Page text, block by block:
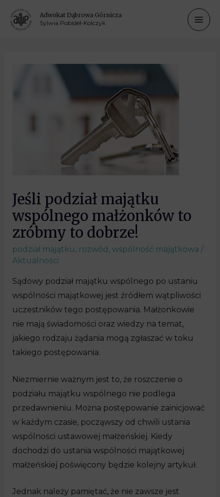
Adwokat Dąbrowa Górnicza
Sylwia Pobideł-Kolczyk
Jeśli podział majątku
wspólnego małżonków to
zróbmy to dobrze!
podział majątku, rozwód , wspólność majątkowa /
Aktualności
Sądowy podział majątku wspólnego po ustaniu
wspólności majątkowej jest źródłem wątpliwości
uczestników tego postępowania. Małżonkowie
nie mają świadomości oraz wiedzy na temat,
jakiego rodzaju żądania mogą zgłaszać w toku
takiego postępowania.
Niezmiernie ważnym jest to, że roszczenie o
podziału majątku wspólnego nie podlega
przedawnieniu. Można postępowanie zainicjować
w każdym czasie, począwszy od chwili ustania
wspólności ustawowej małżeńskiej. Kiedy
dochodzi do ustania wspólności majątkowej
małżeńskiej poświęcony będzie kolejny artykuł.
Jednak należy pamiętać, że nie zawsze jest